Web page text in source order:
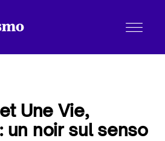
Une Vie,
un noir sul senso